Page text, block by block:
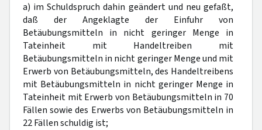
a) im Schuldspruch dahin geändert und neu gefaßt,
daß der Angeklagte der Einfuhr von
Betäubungsmitteln in nicht geringer Menge in
Tateinheit mit Handeltreiben mit
Betäubungsmitteln in nicht geringer Menge und mit
Erwerb von Betäubungsmitteln, des Handeltreibens
mit Betäubungsmitteln in nicht geringer Menge in
Tateinheit mit Erwerb von Betäubungsmitteln in 70
Fällen sowie des Erwerbs von Betäubungsmitteln in
22 Fällen schuldig ist;